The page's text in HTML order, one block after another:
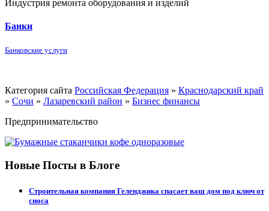
Индустрия ремонта оборудования и изделий
Банки
Банковские услуги
Категория сайта Российская Федерация » Краснодарский край
» Сочи » Лазаревский район » Бизнес финансы
Предпринимательство
Новые Посты в Блоге
Строительная компания Геленджика спасает ваш дом под ключ от
сноса